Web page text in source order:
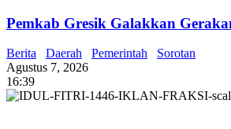
Pemkab Gresik Galakkan
Berita Daerah Pemerintah
Sorotan
Agustus 7, 2026
16:39